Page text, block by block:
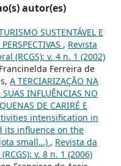
autor(es)
SUSTENTÁVEL E
, Revista
(RCGS): v. 4 n. 1 (2002)
Ferreira de
A TERCIARIZAÇÃO NA
INFLUÊNCIAS NO
DE CARIRÉ E
intensification in
its influence on the
small…) , Revista da
v. 8 n. 1 (2006)